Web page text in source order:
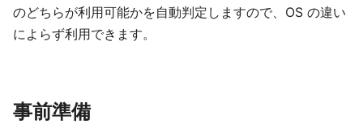
のどちらが利用可能かを自動判定しますので、OS の違い
によらず利用できます。
事前準備